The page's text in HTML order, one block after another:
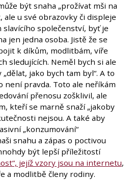
být snaha „prožívat mši na
ale u své obrazovky či displeje
společenství, byť je
jen jedna osoba. Jistě že se
k díkům, modlitbám, víře
sledujících. Neměl bych si ale
jako bych tam byl“. A to
není pravda. Toto ale neříkám
přenosu zošklivil, ale
kteří se marně snaží „jakoby
nejsou. A také aby
„konzumování“
snahu a zápas o poctivou
být lepší příležitostí
jejíž vzory jsou na internetu,
a modlitbě členy rodiny.